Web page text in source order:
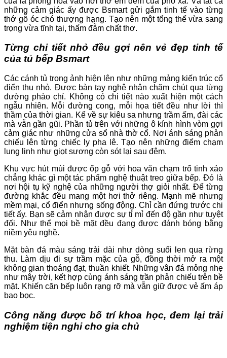
những cảm giác ấy được Bsmart gửi gắm tinh tế vào từng
thớ gỗ óc chó thượng hạng. Tạo nên một tổng thể vừa sang
trọng vừa tĩnh tại, thấm đẫm chất thơ.
Từng chi tiết nhỏ đều gợi nên vẻ đẹp tinh tế
của tủ bếp Bsmart
Các cánh tủ trong ảnh hiện lên như những mảng kiến trúc cổ
điển thu nhỏ. Được bàn tay nghệ nhân chăm chút qua từng
đường phào chỉ. Không có chi tiết nào xuất hiện một cách
ngẫu nhiên. Mỗi đường cong, mỗi họa tiết đều như lời thì
thầm của thời gian. Kể về sự kiêu sa nhưng trầm ấm, đài các
mà vẫn gần gũi. Phần tủ trên với những ô kính hình vòm gợi
cảm giác như những cửa sổ nhà thờ cổ. Nơi ánh sáng phản
chiếu lên từng chiếc ly pha lê. Tạo nên những điểm chạm
lung linh như giọt sương còn sót lại sau đêm.
Khu vực hút mùi được ốp gỗ với hoa văn chạm trổ tinh xảo
chẳng khác gì một tác phẩm nghệ thuật treo giữa bếp. Đó là
nơi hội tụ kỹ nghệ của những người thợ giỏi nhất. Để từng
đường khắc đều mang một hơi thở riêng. Mạnh mẽ nhưng
mềm mại, cổ điển nhưng sống động. Chỉ cần đứng trước chi
tiết ấy. Bạn sẽ cảm nhận được sự tỉ mỉ đến độ gần như tuyệt
đối. Như thể mọi bề mặt đều đang được đánh bóng bằng
niềm yêu nghề.
Mặt bàn đá màu sáng trải dài như dòng suối len qua rừng
thu. Làm dịu đi sự trầm mặc của gỗ, đồng thời mở ra một
không gian thoáng đạt, thuần khiết. Những vân đá mỏng nhẹ
như mây trời, kết hợp cùng ánh sáng trần phản chiếu trên bề
mặt. Khiến căn bếp luôn rạng rỡ mà vẫn giữ được vẻ ấm áp
bao bọc.
Công năng được bố trí khoa học, đem lại trải
nghiệm tiện nghi cho gia chủ